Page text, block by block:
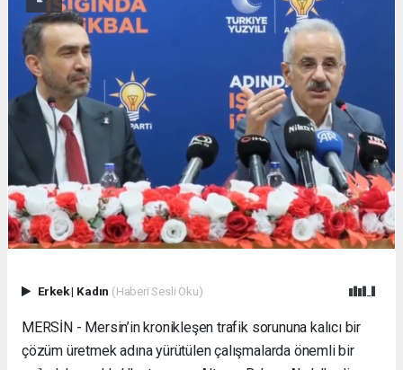
Erkek| Kadın (Haberi Sesli Oku)
MERSİN - Mersin’in kronikleşen trafik sorununa kalıcı bir
çözüm üretmek adına yürütülen çalışmalarda önemli bir